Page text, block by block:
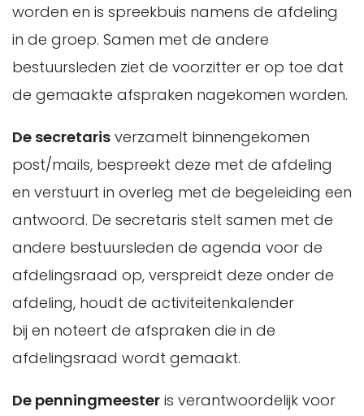
worden en is spreekbuis namens de afdeling
in de groep. Samen met de andere
bestuursleden ziet de voorzitter er op toe dat
de gemaakte afspraken nagekomen worden.
De secretaris verzamelt binnengekomen
post/mails, bespreekt deze met de afdeling
en verstuurt in overleg met de begeleiding een
antwoord. De secretaris stelt samen met de
andere bestuursleden de agenda voor de
afdelingsraad op, verspreidt deze onder de
afdeling, houdt de activiteitenkalender
bij en noteert de afspraken die in de
afdelingsraad wordt gemaakt.
De penningmeester is verantwoordelijk voor